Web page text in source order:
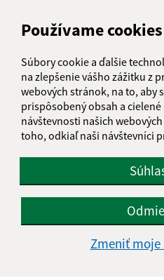
Používame cookies
Súbory cookie a ďalšie
na zlepšenie vášho zážitku z
webových stránok, na to, aby
prispôsobený obsah a
návštevnosti našich
toho, odkiaľ naši návštevníci
Zmeniť moje